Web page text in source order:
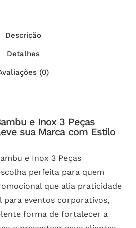
Descrição
Detalhes
(0)
e Inox 3 Peças
sua Marca com Estilo
e Inox 3 Peças
perfeita para quem
que alia praticidade
para eventos corporativos,
forma de fortalecer a